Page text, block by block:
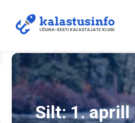
Silt:1. aprill